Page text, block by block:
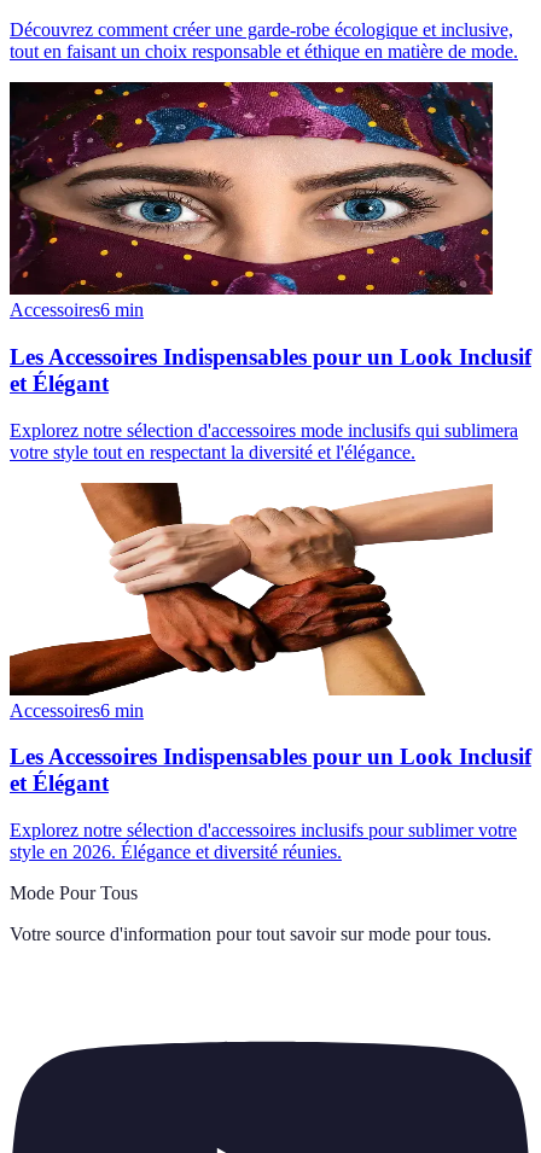
Découvrez comment créer une garde-robe écologique et inclusive,
tout en faisant un choix responsable et éthique en matière de mode.
Accessoires6 min
Les Accessoires Indispensables pour un Look Inclusif
et Élégant
Explorez notre sélection d'accessoires mode inclusifs qui sublimera
votre style tout en respectant la diversité et l'élégance.
Accessoires6 min
Les Accessoires Indispensables pour un Look Inclusif
et Élégant
Explorez notre sélection d'accessoires inclusifs pour sublimer votre
style en 2026. Élégance et diversité réunies.
Mode Pour Tous
Votre source d'information pour tout savoir sur mode pour tous.